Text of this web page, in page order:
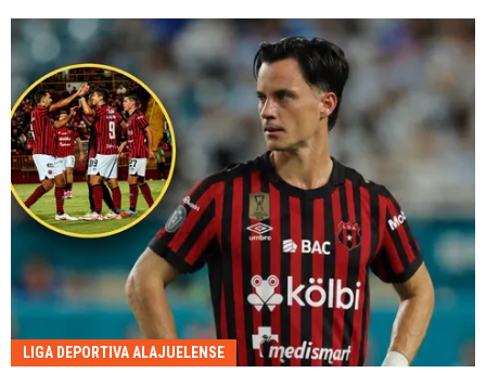
LIGA DEPORTIVA ALAJUELENSE